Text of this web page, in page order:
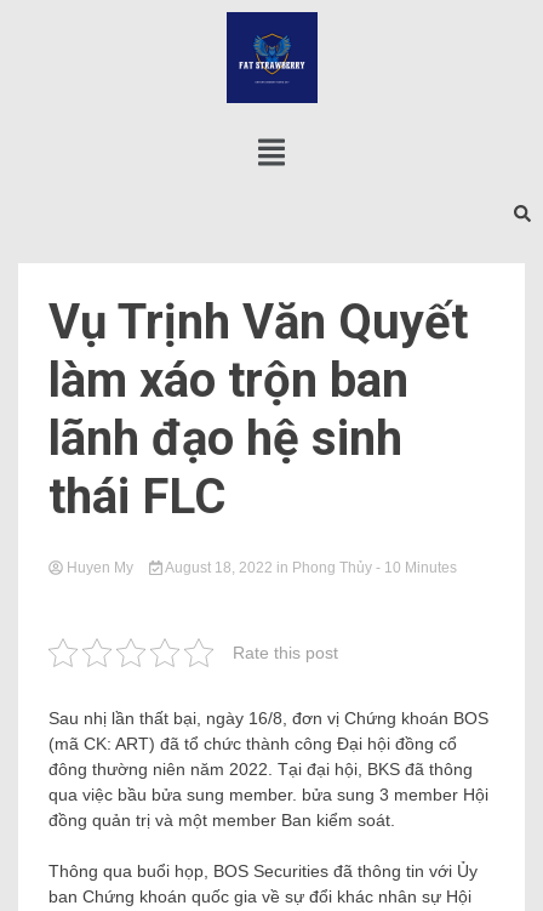
Vụ Trịnh Văn Quyết
làm xáo trộn ban
lãnh đạo hệ sinh
thái FLC
Huyen My August 18, 2022 in Phong Thủy - 10 Minutes
Rate this post
Sau nhị lần thất bại, ngày 16/8, đơn vị Chứng khoán BOS
(mã CK: ART) đã tổ chức thành công Đại hội đồng cổ
đông thường niên năm 2022. Tại đại hội, BKS đã thông
qua việc bầu bửa sung member. bửa sung 3 member Hội
đồng quản trị và một member Ban kiểm soát.
Thông qua buổi họp, BOS Securities đã thông tin với Ủy
ban Chứng khoán quốc gia về sự đổi khác nhân sự Hội